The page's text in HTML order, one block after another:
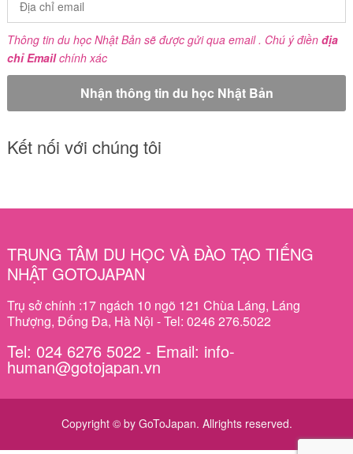
Thông tin du học Nhật Bản sẽ được gửi qua email . Chú ý điền địa
chỉ Emailchính xác
Kết nối với chúng tôi
TRUNG TÂM DU HỌC VÀ ĐÀO TẠO TIẾNG
NHẬT GOTOJAPAN
Trụ sở chính :17 ngách 10 ngõ 121 Chùa Láng, Láng
Thượng, Đống Đa, Hà Nội - Tel: 0246 276.5022
Tel: 024 6276 5022 - Email: info-
human@gotojapan.vn
Copyright © by GoToJapan. Allrights reserved.